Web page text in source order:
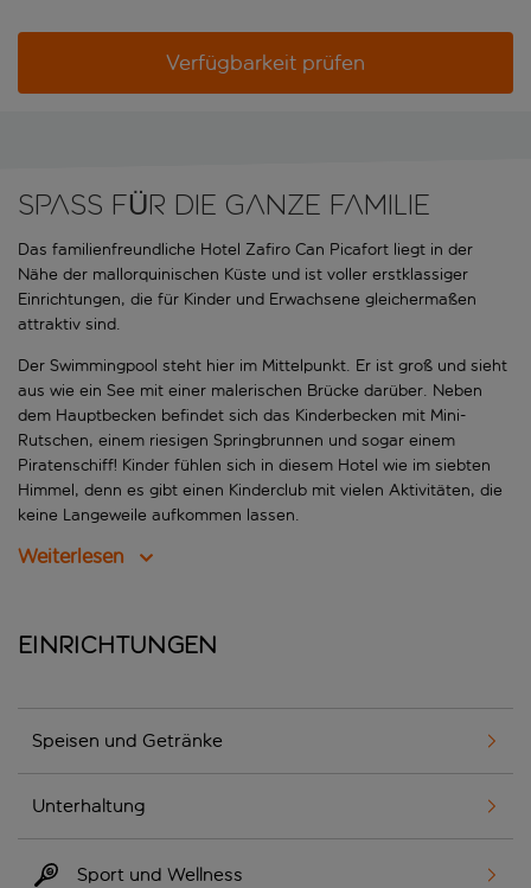
Verfügbarkeit prüfen
SPASS FÜR DIE GANZE FAMILIE
Das familienfreundliche Hotel Zafiro Can Picafort liegt in der
Nähe der mallorquinischen Küste und ist voller erstklassiger
Einrichtungen, die für Kinder und Erwachsene gleichermaßen
attraktiv sind.
Der Swimmingpool steht hier im Mittelpunkt. Er ist groß und sieht
aus wie ein See mit einer malerischen Brücke darüber. Neben
dem Hauptbecken befindet sich das Kinderbecken mit Mini-
Rutschen, einem riesigen Springbrunnen und sogar einem
Piratenschiff! Kinder fühlen sich in diesem Hotel wie im siebten
Himmel, denn es gibt einen Kinderclub mit vielen Aktivitäten, die
keine Langeweile aufkommen lassen.
Weiterlesen
Einrichtungen
Speisen und Getränke
Unterhaltung
Sport und Wellness